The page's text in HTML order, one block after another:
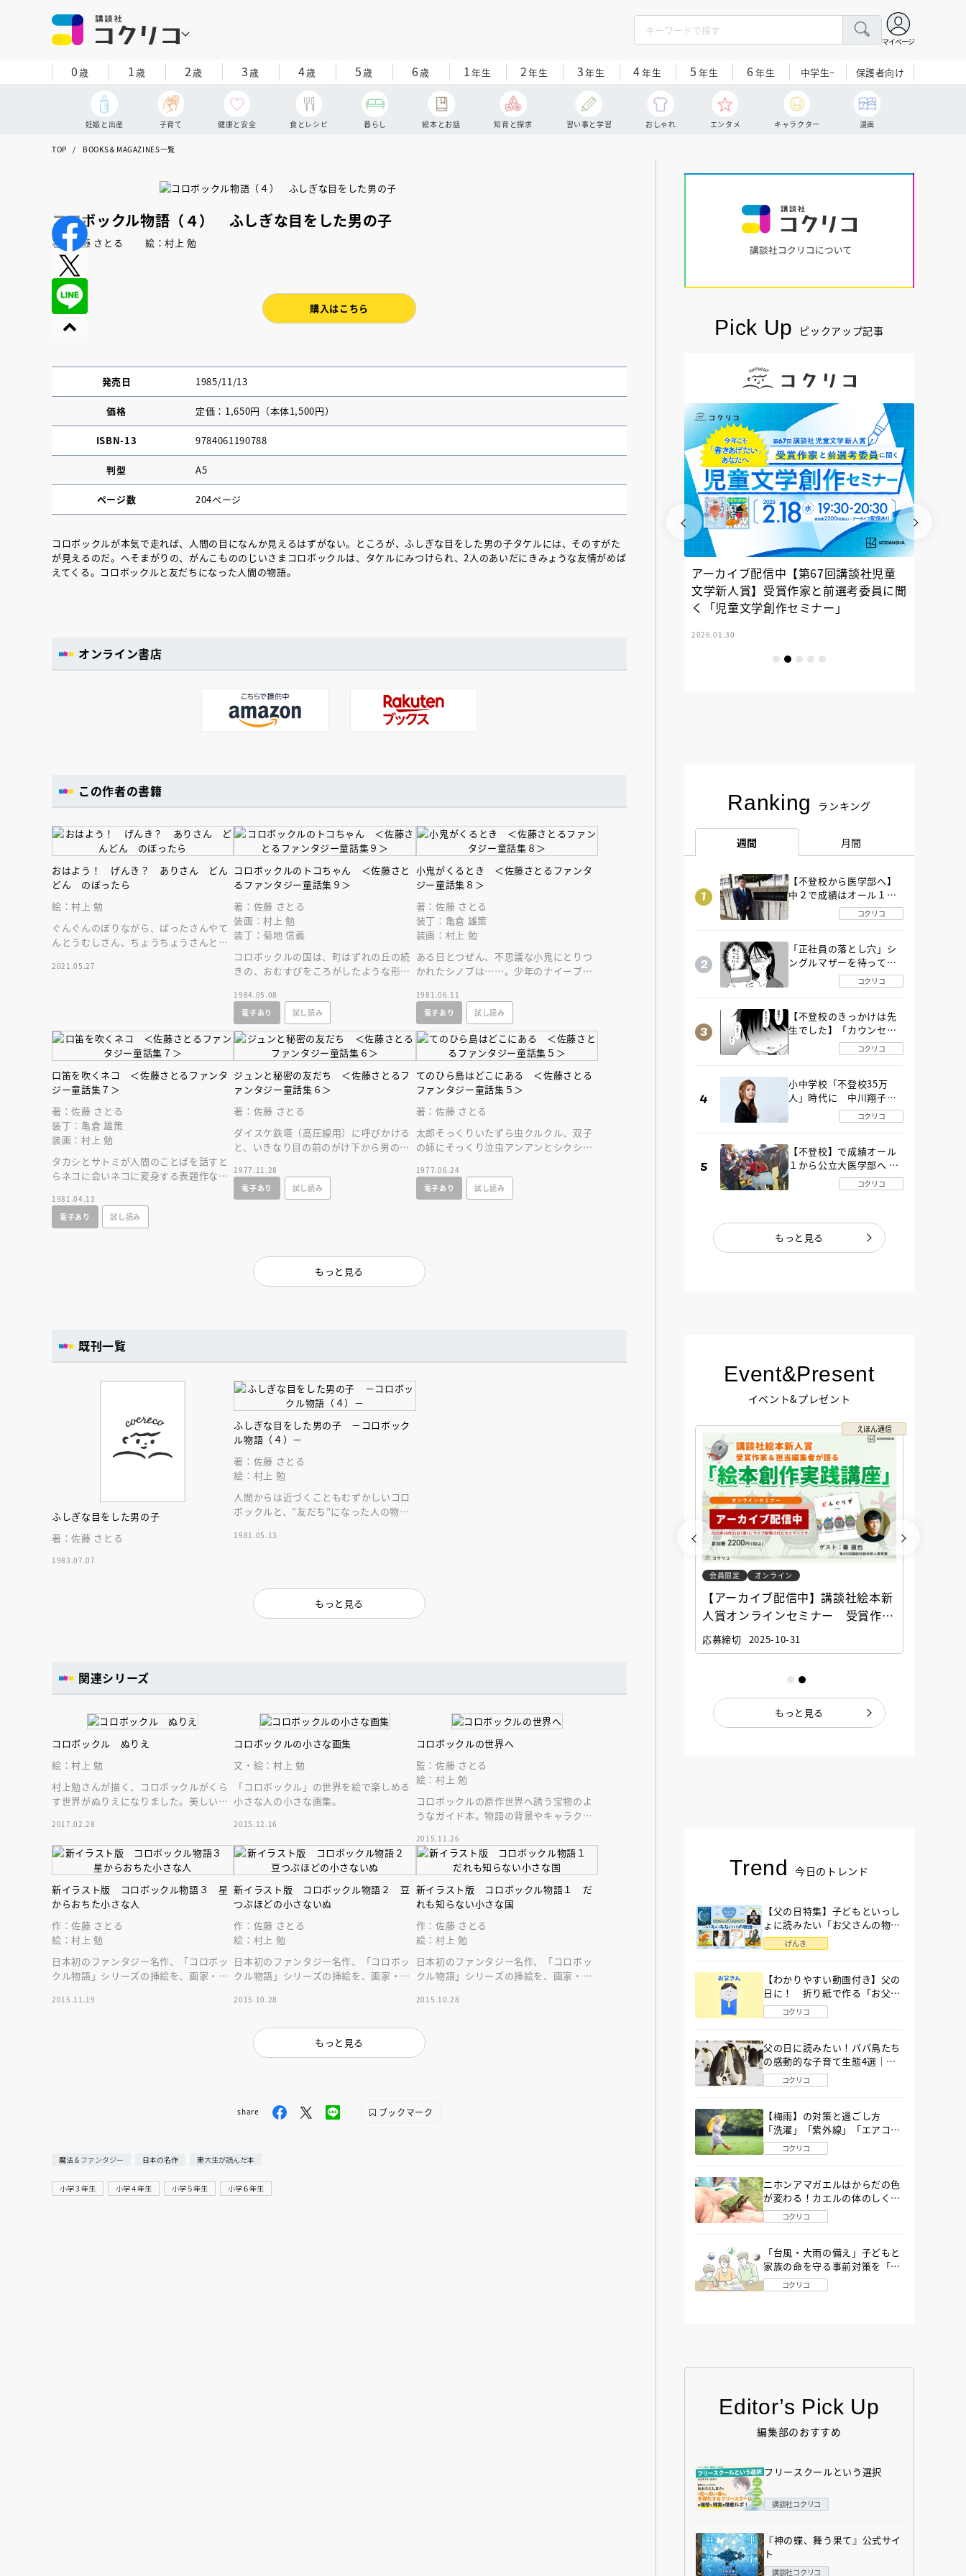
マイページ
0歳 1歳 2歳 3歳 4歳 5歳 6歳 1年生 2年生 3年生 4年生 5 年生 6年生 中学生~ 保護者向け
妊娠と出産 子育て 健康と安全 食とレシピ 暮らし 絵本とお話 知育と探求 習い事と学習 おしゃれ エンタメ キャラクター 漫画
TOP BOOKS＆MAGAZINES一覧
コロボックル物語（４） ふしぎな目をした男の子
著：佐藤 さとる 絵：村上 勉
購入はこちら
発売日 1985/11/13
価格 定価：1,650円（本体1,500円）
ISBN-13 9784061190788
判型 A5
ページ数 204ページ
コロボックルが本気で走れば、人間の目になんか見えるはずがない。ところが、ふしぎな目をした男の子タケルには、そのすがた
が見えるのだ。へそまがりの、がんこもののじいさまコロボックルは、タケルにみつけられ、2人のあいだにきみょうな友情がめば
えてくる。コロボックルと友だちになった人間の物語。
オンライン書店
この作者の書籍
おはよう！ げんき？ ありさん どん
どん のぼったら
絵：村上 勉
ぐんぐんのぼりながら、ばったさんやて
んとうむしさん、ちょうちょうさんとご
2021.05.27
コロボックルのトコちゃん ＜佐藤さと
るファンタジー童話集９＞
著：佐藤 さとる
装画：村上 勉
装丁：菊地 信義
コロボックルの国は、町はずれの丘の続
きの、おむすびをころがしたような形の
冒険をして……。
1984.05.08
電子あり
試し読み
小鬼がくるとき ＜佐藤さとるファンタ
ジー童話集８＞
著：佐藤 さとる
装丁：亀倉 雄策
装画：村上 勉
ある日とつぜん、不思議な小鬼にとりつ
かれたシノブは……。少年のナイーブな
か、殊玉８編。
1981.06.11
電子あり
試し読み
口笛を吹くネコ ＜佐藤さとるファンタ
ジー童話集７＞
著：佐藤 さとる
装丁：亀倉 雄策
装画：村上 勉
タカシとサトミが人間のことばを話すと
らネコに会いネコに変身する表題作な
ァンタージ童話。
1981.04.13
電子あり
試し読み
ジュンと秘密の友だち ＜佐藤さとるフ
ァンタジー童話集６＞
著：佐藤 さとる
ダイスケ鉄塔（高圧線用）に呼びかける
と、いきなり目の前のがけ下から男の子
ケ蜂山十五で…。
1977.11.28
電子あり
試し読み
てのひら島はどこにある ＜佐藤さとる
ファンタジー童話集５＞
著：佐藤 さとる
太郎そっくりいたずら虫クルクル、双子
の姉にそっくり泣虫アンアンとシクシ
ンなどが活躍し…。
1977.06.24
電子あり
試し読み
もっと見る
既刊一覧
ふしぎな目をした男の子
著：佐藤 さとる
1983.07.07
ふしぎな目をした男の子 －コロボック
ル物語（４）－
著：佐藤 さとる
絵：村上 勉
人間からは近づくこともむずかしいコロ
ボックルと、”友だち”になった人の物
1981.05.13
もっと見る
関連シリーズ
コロボックル ぬりえ
絵：村上 勉
村上勉さんが描く、コロボックルがくら
す世界がぬりえになりました。美しい自
の一冊で。
2017.02.28
コロボックルの小さな画集
文・絵：村上 勉
「コロボックル」の世界を絵で楽しめる
小さな人の小さな画集。
2015.12.16
コロボックルの世界へ
監：佐藤 さとる
絵：村上 勉
コロボックルの原作世界へ誘う宝物のよ
うなガイド本。物語の背景やキャラクタ
ろしカラー絵も！
2015.11.26
新イラスト版 コロボックル物語３ 星
からおちた小さな人
作：佐藤 さとる
絵：村上 勉
日本初のファンタジー名作、「コロボッ
クル物語」シリーズの挿絵を、画家・村
の新装版第３弾。
2015.11.19
新イラスト版 コロボックル物語２ 豆
つぶほどの小さないぬ
作：佐藤 さとる
絵：村上 勉
日本初のファンタジー名作、「コロボッ
クル物語」シリーズの挿絵を、画家・村
の新装版第２弾。
2015.10.28
新イラスト版 コロボックル物語１ だ
れも知らない小さな国
作：佐藤 さとる
絵：村上 勉
日本初のファンタジー名作、「コロボッ
クル物語」シリーズの挿絵を、画家・村
の新装版第１弾。
2015.10.28
もっと見る
share ブックマーク
魔法＆ファンタジー 日本の名作 東大生が読んだ本
小学３年生 小学４年生 小学５年生 小学６年生
Pick Up ピックアップ記事
『NO.６再会』（あさのあつこ）特設サ
アーカイブ配信中【第67回講談社児童
文学新人賞】受賞作家と前選考委員に聞
く「児童文学創作セミナー」
2026.01.30
Ranking ランキング
週間 月間
【不登校から医学部へ】
中２で成績はオール１
「昼夜逆転」したわが子
を”夜遊び”に連れ出した
コクリコ
「正社員の落とし穴」シ
ングルマザーを待ってい
た“魔の２年間”【後編】
コクリコ
【不登校のきっかけは先
生でした】「カウンセリ
ングの時間」生徒の情報
をバラしたのは…《第２
コクリコ
小中学校「不登校35万
人」時代に 中川翔子さ
んが審査委員長「不登校
生動画甲子園 2026」が開
コクリコ
【不登校】で成績オール
１から公立大医学部へ 中
２で起立性調節障害「治
るまで３年」の診断 その
コクリコ
もっと見る
Event&Present
イベント&プレゼント
【アーカイブ配信中】講談社絵本新
人賞オンラインセミナー 受賞作家
えほん通信
会員限定 オンライン
【アーカイブ配信中】講談社絵本新
人賞オンラインセミナー 受賞作家
と担当編集者が語る「絵本創作実践
講座」
応募締切 2025-10-31
もっと見る
Trend 今日のトレンド
【父の日特集】子どもといっし
ょに読みたい「お父さんの物
語」６選
げんき
【わかりやすい動画付き】父の
日に！ 折り紙で作る「お父さ
ん」の簡単な折り方
コクリコ
父の日に読みたい！パパ鳥たち
の感動的な子育て生態4選｜図
鑑MOVE
コクリコ
【梅雨】の対策と過ごし方
「洗濯」「紫外線」「エアコ
ン」「ゲリラ豪雨」…〔気象予
報士が完全ガイド〕
コクリコ
ニホンアマガエルはからだの色
が変わる！カエルの体のしくみ
から両生類の特ちょうまで図鑑
MOVEが解説！
コクリコ
「台風・大雨の備え」子どもと
家族の命を守る事前対策を「防
災アドバイザー」が解説
コクリコ
Editor’s Pick Up
編集部のおすすめ
フリースクールという選択
講談社コクリコ
『神の蝶、舞う果て』公式サイ
ト
講談社コクリコ